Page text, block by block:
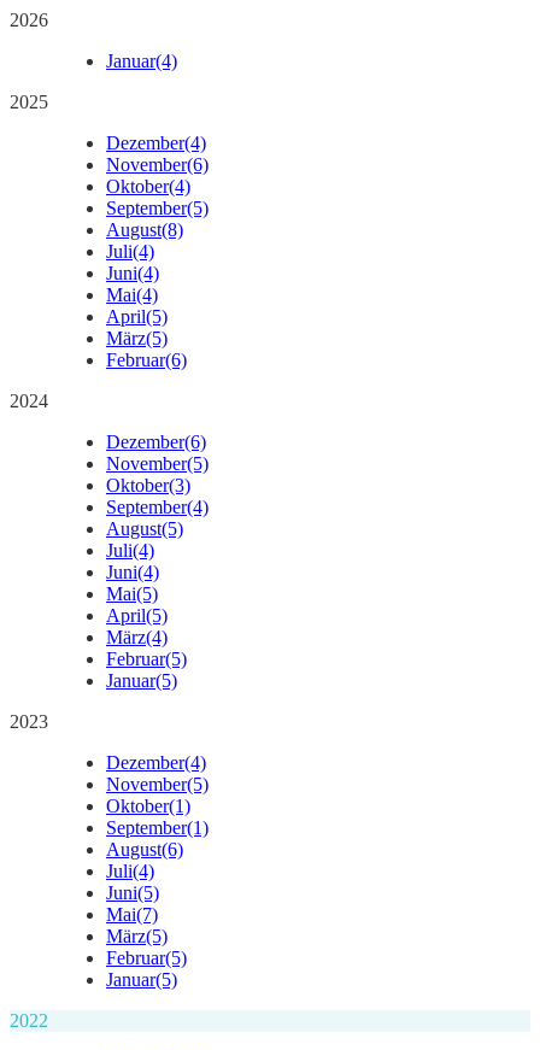
2026
Januar(4)
2025
Dezember(4)
November(6)
Oktober(4)
September(5)
August(8)
Juli(4)
Juni(4)
Mai(4)
April(5)
März(5)
Februar(6)
2024
Dezember(6)
November(5)
Oktober(3)
September(4)
August(5)
Juli(4)
Juni(4)
Mai(5)
April(5)
März(4)
Februar(5)
Januar(5)
2023
Dezember(4)
November(5)
Oktober(1)
September(1)
August(6)
Juli(4)
Juni(5)
Mai(7)
März(5)
Februar(5)
Januar(5)
2022